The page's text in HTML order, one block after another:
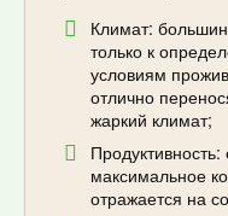
Климат:
только к
условиям
отлично
жаркий климат;
максимальное
отражается на